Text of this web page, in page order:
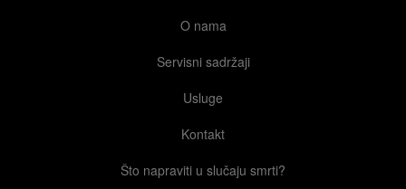
O nama
Servisni sadržaji
Usluge
Kontakt
Što napraviti u slučaju smrti?